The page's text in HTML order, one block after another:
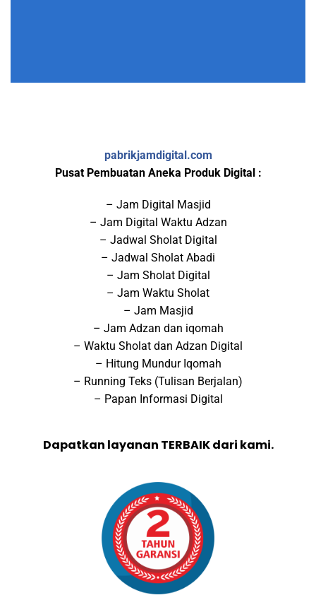
pabrikjamdigital.com
Pusat Pembuatan Aneka Produk Digital :
– Jam Digital Masjid
– Jam Digital Waktu Adzan
– Jadwal Sholat Digital
– Jadwal Sholat Abadi
– Jam Sholat Digital
– Jam Waktu Sholat
– Jam Masjid
– Jam Adzan dan iqomah
– Waktu Sholat dan Adzan Digital
– Hitung Mundur Iqomah
– Running Teks (Tulisan Berjalan)
– Papan Informasi Digital
Dapatkan layanan TERBAIK dari kami.